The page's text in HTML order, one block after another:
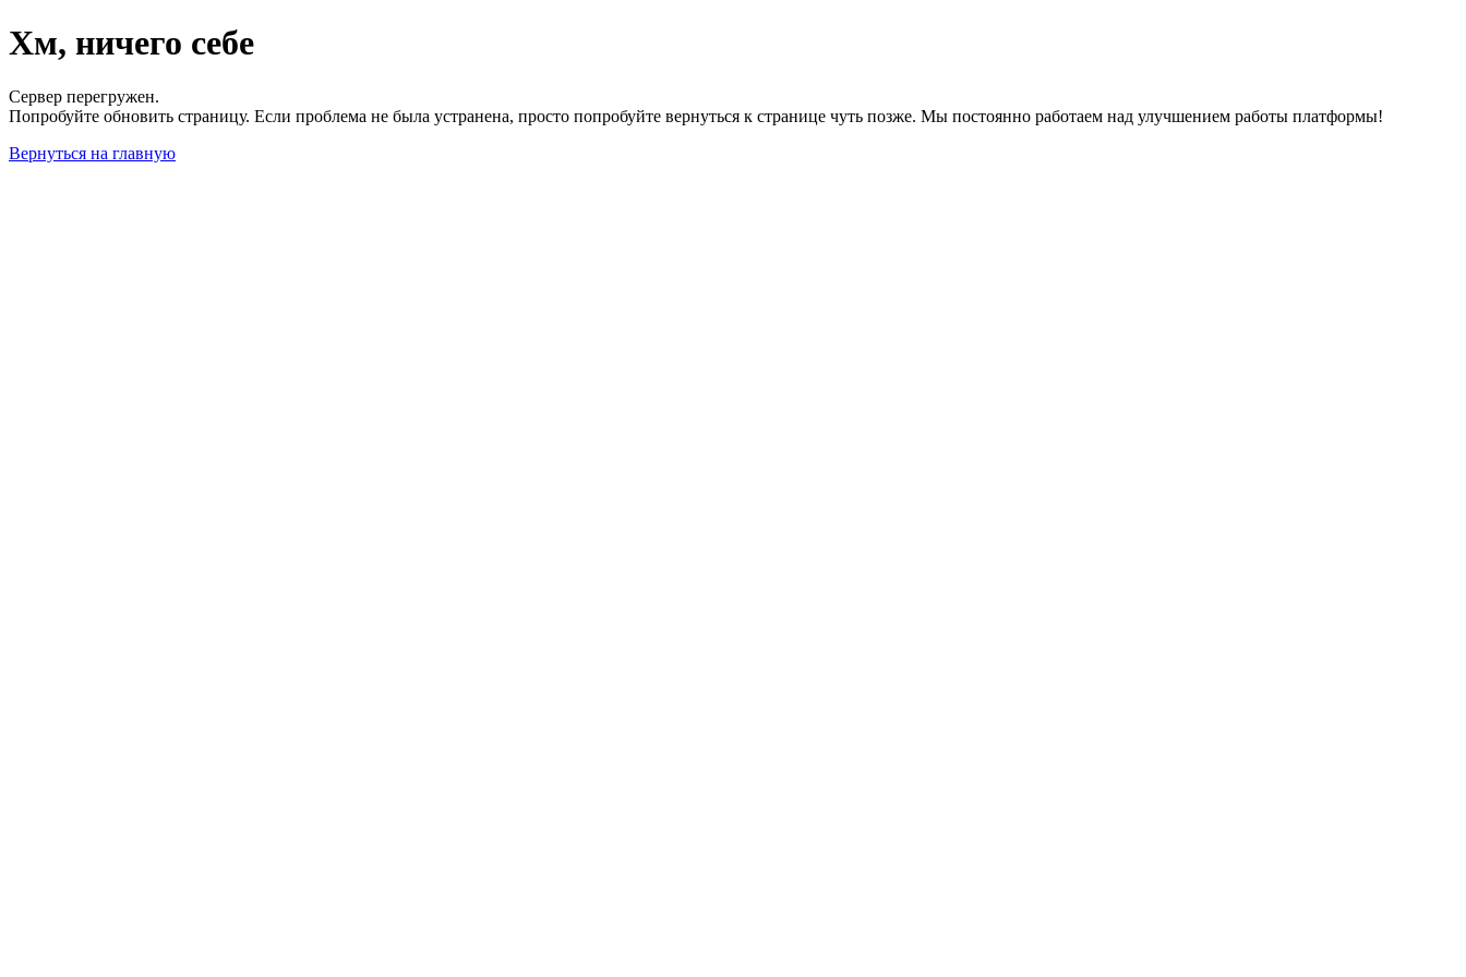
Хм, ничего себе
Сервер перегружен.
Попробуйте обновить страницу. Если проблема не была устранена, просто попробуйте вернуться к странице чуть позже. Мы постоянно работаем над улучшением работы платформы!
Вернуться на главную